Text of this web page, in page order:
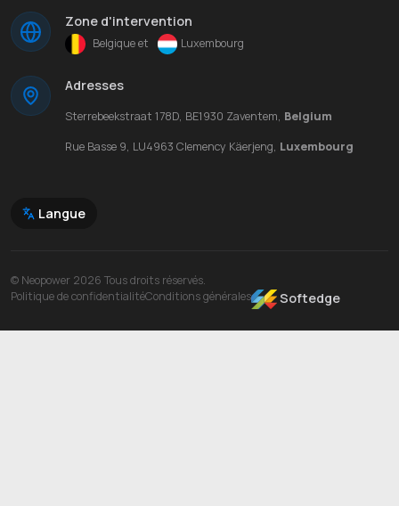
Zone d'intervention
Belgique et Luxembourg
Adresses
Sterrebeekstraat 178D, BE1930 Zaventem, Belgium
Rue Basse 9, LU4963 Clemency Käerjeng, Luxembourg
Langue
© Neopower 2026 Tous droits réservés.
Politique de confidentialitéConditions générales Softedge